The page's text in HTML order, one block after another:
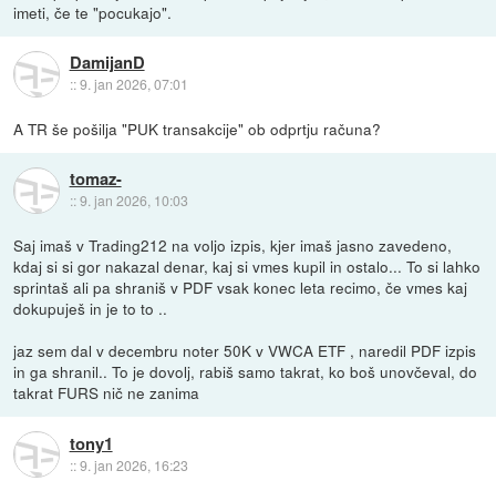
imeti, če te "pocukajo".
DamijanD
::9. jan 2026, 07:01
A TR še pošilja "PUK transakcije" ob odprtju računa?
tomaz-
::9. jan 2026, 10:03
Saj imaš v Trading212 na voljo izpis, kjer imaš jasno zavedeno,
kdaj si si gor nakazal denar, kaj si vmes kupil in ostalo... To si lahko
sprintaš ali pa shraniš v PDF vsak konec leta recimo, če vmes kaj
dokupuješ in je to to ..
jaz sem dal v decembru noter 50K v VWCA ETF , naredil PDF izpis
in ga shranil.. To je dovolj, rabiš samo takrat, ko boš unovčeval, do
takrat FURS nič ne zanima
tony1
::9. jan 2026, 16:23